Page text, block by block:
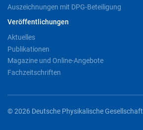
Auszeichnungen mit DPG-Beteiligung
Veröffentlichungen
Aktuelles
Publikationen
Magazine und Online-Angebote
Fachzeitschriften
© 2026 Deutsche Physikalische Gesellschaft